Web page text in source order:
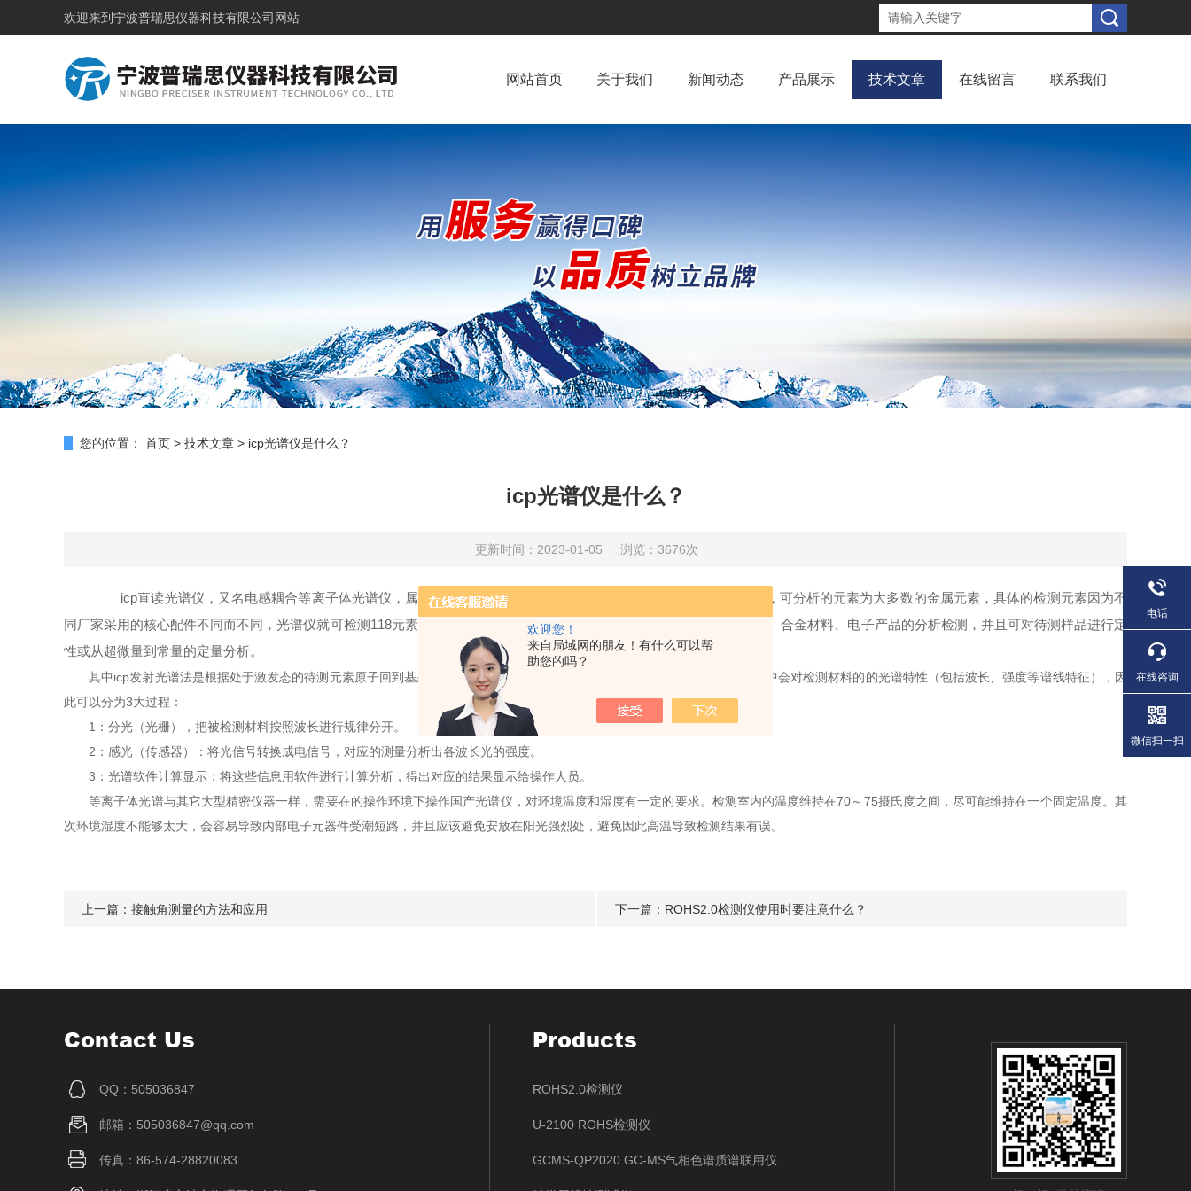
欢迎您！
来自局域网的朋友！有什么可以帮
助您的吗？
欢迎来到 宁波普瑞思仪器科技有限公司网站
网站首页 关于我们 新闻动态 产品展示 技术文章 在线留言 联系我们
您的位置： 首页 > 技术文章 > icp光谱仪是什么？
icp光谱仪是什么？
更新时间：2023-01-05 浏览：3676次
icp直读光谱仪，又名电感耦合等离子体光谱仪，属于光谱仪的一大分支，主要用于检测微量及衡量元素的分析，可分析的元素为大多数的金属元素，具体的检测元素因为不
同厂家采用的核心配件不同而不同，光谱仪就可检测118元素。因此icp光谱分析仪的使用范围广泛，被用于稀土、贵金属、合金材料、电子产品的分析检测，并且可对待测样品进行定
性或从超微量到常量的定量分析。
其中icp发射光谱法是根据处于激发态的待测元素原子回到基态时发射的特征谱线对待测元素进行分析的方法，在分析的过程中会对检测材料的的光谱特性（包括波长、强度等谱线特征），因
此可以分为3大过程：
1：分光（光栅），把被检测材料按照波长进行规律分开。
2：感光（传感器）：将光信号转换成电信号，对应的测量分析出各波长光的强度。
3：光谱软件计算显示：将这些信息用软件进行计算分析，得出对应的结果显示给操作人员。
等离子体光谱与其它大型精密仪器一样，需要在的操作环境下操作国产光谱仪，对环境温度和湿度有一定的要求。检测室内的温度维持在70～75摄氏度之间，尽可能维持在一个固定温度。其
次环境湿度不能够太大，会容易导致内部电子元器件受潮短路，并且应该避免安放在阳光强烈处，避免因此高温导致检测结果有误。
上一篇： 接触角测量的方法和应用 下一篇： ROHS2.0检测仪使用时要注意什么？
Contact Us
QQ：505036847
邮箱：505036847@qq.com
传真：86-574-28820083
Products
ROHS2.0检测仪
U-2100 ROHS检测仪
GCMS-QP2020 GC-MS气相色谱质谱联用仪
电话
在线咨询
微信扫一扫